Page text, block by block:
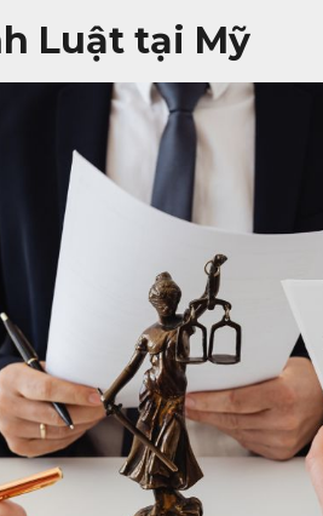
Luật tại Mỹ